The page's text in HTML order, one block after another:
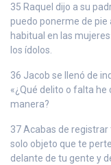
35 Raquel dijo a su
puedo ponerme de pie
habitual en las
los ídolos.
36 Jacob se llenó de
«¿Qué delito o falta
manera?
37 Acabas de
solo objeto que te
delante de tu gente y